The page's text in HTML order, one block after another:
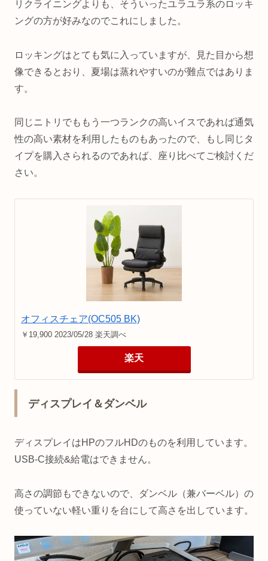
リクライニングよりも、そういったユラユラ系のロッキ
ングの方が好みなのでこれにしました。
ロッキングはとても気に入っていますが、見た目から想
像できるとおり、夏場は蒸れやすいのが難点ではありま
す。
同じニトリでももう一つランクの高いイスであれば通気
性の高い素材を利用したものもあったので、もし同じタ
イプを購入さられるのであれば、座り比べてご検討くだ
さい。
オフィスチェア(OC505 BK)
￥19,900 2023/05/28 楽天調べ
楽天
ディスプレイ＆ダンベル
ディスプレイはHPのフルHDのものを利用しています。
USB-C接続&給電はできません。
高さの調節もできないので、ダンベル（兼バーベル）の
使っていない軽い重りを台にして高さを出しています。